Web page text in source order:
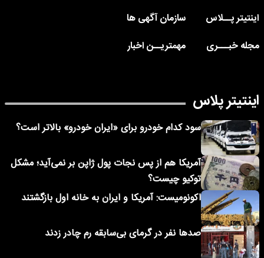
اینتیتر پــلاس
سازمان آگهی ها
مجله خبـــری
مهمتریــن اخبار
اینتیتر پلاس
سود کدام خودرو برای «ایران خودرو» بالاتر است؟
آمریکا هم از پس نجات پول ژاپن بر نمی‌آید؛ مشکل
توکیو چیست؟
اکونومیست: آمریکا و ایران به خانه اول بازگشتند
صدها نفر در گرمای بی‌سابقه رم چادر زدند